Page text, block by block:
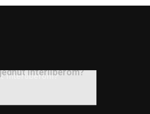
Interliberom?